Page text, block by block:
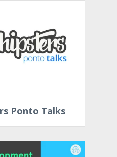
Ponto Talks